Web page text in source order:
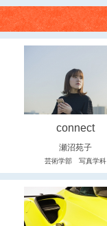
connect
瀬沼苑子
芸術学部 写真学科